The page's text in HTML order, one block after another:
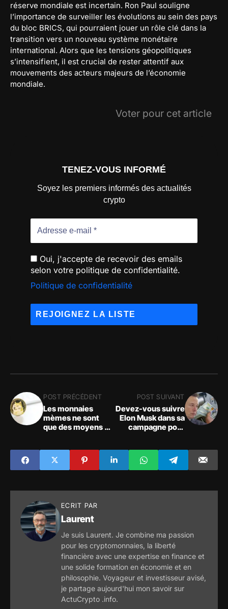
réserve mondiale est incertain. Ron Paul souligne
l’importance de surveiller les évolutions au sein des pays
du bloc BRICS, qui pourraient jouer un rôle clé dans la
transition vers un nouveau système monétaire
international. Alors que les tensions géopolitiques
s’intensifient, il est crucial de rester attentif aux
mouvements des acteurs majeurs de l’économie
mondiale.
Voter pour cet article
TENEZ-VOUS INFORMÉ
Soyez les premiers informés des actualités
crypto
Oui, j'accepte de recevoir des emails
selon votre politique de confidentialité.
Politique de confidentialité
POST PRÉCÉDENT
Les monnaies
mèmes ne sont
que des moyens de
pièges
POST SUIVANT
Devez-vous suivre
Elon Musk dans sa
campagne pour
massivement leur
argent des
banques ?
ECRIT PAR
Laurent
Je suis Laurent. Je combine ma passion
pour les cryptomonnaies, la liberté
financière avec une expertise en finance et
une solide formation en économie et en
philosophie. Voyageur et investisseur avisé,
je partage aujourd'hui mon savoir sur
ActuCrypto .info.